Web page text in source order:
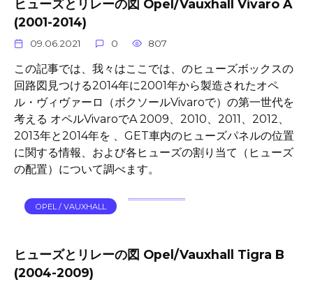
ヒューズとリレーの図 Opel/Vauxhall Vivaro A
(2001-2014)
09.06.2021 0 807
この記事では、我々はここでは、のヒューズボックスの
回路図見つける2014年に2001年から製造されたオペ
ル・ヴィヴァーロ（ボクソールVivaroで）の第一世代を
考える オペルVivaroでA 2009、2010、2011、2012、
2013年と2014年を 、GET車内のヒューズパネルの位置
に関する情報、および各ヒューズの割り当て（ヒューズ
の配置）について調べます。
OPEL / VAUXHALL
ヒューズとリレーの図 Opel/Vauxhall Tigra B
(2004-2009)